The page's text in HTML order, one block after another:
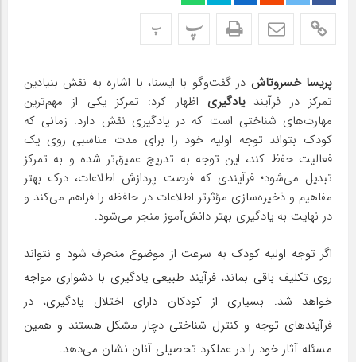
پ پ
پریسا خسروتاش در گفت‌وگو با ایسنا، با اشاره به نقش بنیادین
تمرکز در فرآیند یادگیری اظهار کرد: تمرکز یکی از مهم‌ترین
مهارت‌های شناختی است که در یادگیری نقش دارد. زمانی که
کودک بتواند توجه اولیه خود را برای مدت مناسبی روی یک
فعالیت حفظ کند، این توجه به تدریج عمیق‌تر شده و به تمرکز
تبدیل می‌شود؛ فرآیندی که فرصت پردازش اطلاعات، درک بهتر
مفاهیم و ذخیره‌سازی مؤثرتر اطلاعات در حافظه را فراهم می‌کند و
در نهایت به یادگیری بهتر دانش‌آموز منجر می‌شود.
اگر توجه اولیه کودک به سرعت از موضوع منحرف شود و نتواند
روی تکلیف باقی بماند، فرآیند طبیعی یادگیری با دشواری مواجه
خواهد شد. بسیاری از کودکان دارای اختلال یادگیری، در
فرآیندهای توجه و کنترل شناختی دچار مشکل هستند و همین
مسئله آثار خود را در عملکرد تحصیلی آنان نشان می‌دهد.